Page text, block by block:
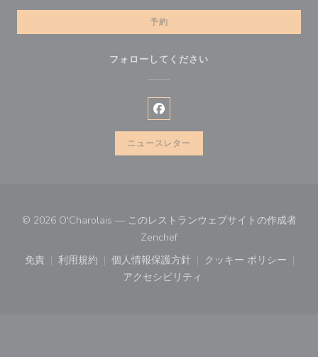
予約
フォローしてください
Facebook ((新しいウィンドウ
ニュースレター
© 2026 O'Charolais — このレストランウェブサイトの作成者
Zenchef((新しいウィンドウで開きます))
免責
((新しいウィンドウで開きます))
利用規約
((新しいウィンドウで開きます))
個人情報保護方針
((新しいウィンドウで開きます))
クッキー ポリシー
((新しいウィ
アクセシビリティ
((新しいウィンドウで開きます))